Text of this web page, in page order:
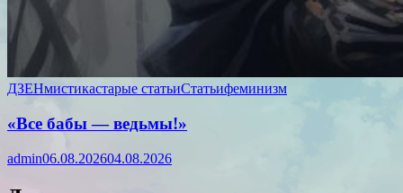
ДЗЕНмистикастарые статьиСтатьифеминизм
«Все бабы — ведьмы!»
admin06.08.202604.08.2026